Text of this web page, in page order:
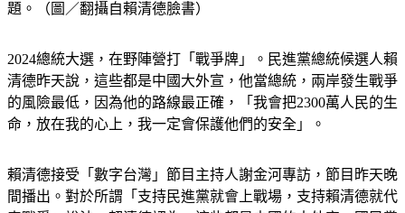
題。（圖／翻攝自賴清德臉書）
2024總統大選，在野陣營打「戰爭牌」。民進黨總統候選人賴
清德昨天說，這些都是中國大外宣，他當總統，兩岸發生戰爭
的風險最低，因為他的路線最正確，「我會把2300萬人民的生
命，放在我的心上，我一定會保護他們的安全」。
賴清德接受「數字台灣」節目主持人謝金河專訪，節目昨天晚
間播出。對於所謂「支持民進黨就會上戰場，支持賴清德就代